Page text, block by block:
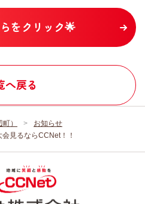
をクリック🌟
へ戻る
）
お知らせ
見るならCCNet！！